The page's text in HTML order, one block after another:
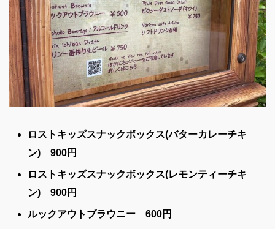
ロストキッズスナックボックス(バターカレーチキ
ン) 900円
ロストキッズスナックボックス(レモンティーチキ
ン) 900円
ルックアウトブラウニー 600円